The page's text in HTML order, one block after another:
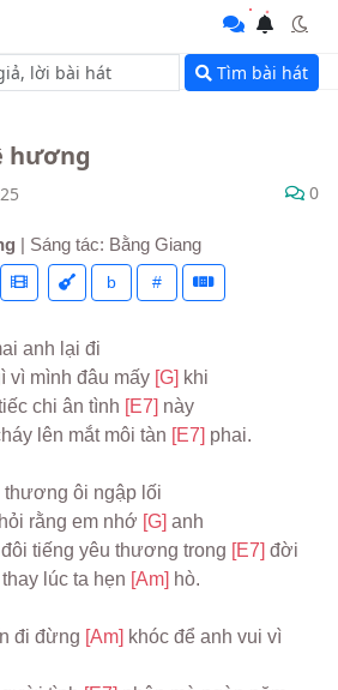
Tìm bài hát
hương
0
| Sáng tác: Bằng Giang
b #
anh lại đi
vì mình đâu mấy [G] khi
chi ân tình [E7] này
lên mắt môi tàn [E7] phai.
ôi ngập lối
rằng em nhớ [G] anh
đôi tiếng yêu thương trong [E7] đời
lúc ta hẹn [Am] hò.
đi đừng [Am] khóc để anh vui vì